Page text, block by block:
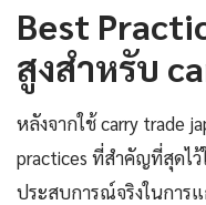
Best
สูงสำหรับ
หลังจากใช้ carry trade
practices ที่สำคัญที่สุดไ
ประสบการณ์จริงในกา